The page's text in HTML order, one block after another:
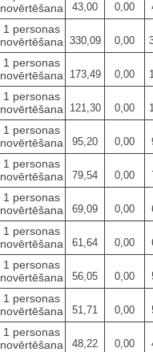
novērtēšana
43,00 0,00
1 personas
novērtēšana 330,09 0,00
1 personas
novērtēšana
173,49 0,00
1 personas
novērtēšana
121,30 0,00
1 personas
novērtēšana
95,20 0,00
1 personas
novērtēšana
79,54 0,00
1 personas
novērtēšana
69,09 0,00
1 personas
novērtēšana
61,64 0,00
1 personas
novērtēšana
56,05 0,00
1 personas
novērtēšana
51,71 0,00
1 personas
novērtēšana
48,22 0,00